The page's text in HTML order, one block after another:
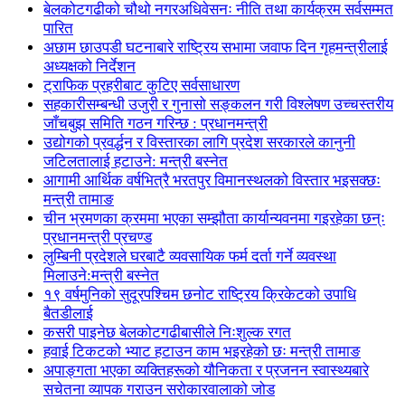
बेलकोटगढीको चौथो नगरअधिवेसनः नीति तथा कार्यक्रम सर्वसम्मत
पारित
अछाम छाउपडी घटनाबारे राष्ट्रिय सभामा जवाफ दिन गृहमन्त्रीलाई
अध्यक्षको निर्देशन
ट्राफिक प्रहरीबाट कुटिए सर्वसाधारण
सहकारीसम्बन्धी उजुरी र गुनासो सङ्कलन गरी विश्लेषण उच्चस्तरीय
जाँचबुझ समिति गठन गरिन्छ : प्रधानमन्त्री
उद्योगको प्रवर्द्धन र विस्तारका लागि प्रदेश सरकारले कानुनी
जटिलतालाई हटाउने: मन्त्री बस्नेत
आगामी आर्थिक वर्षभित्रै भरतपुर विमानस्थलको विस्तार भइसक्छः
मन्त्री तामाङ
चीन भ्रमणका क्रममा भएका सम्झौता कार्यान्यवनमा गइरहेका छन्ः
प्रधानमन्त्री प्रचण्ड
लुम्बिनी प्रदेशले घरबाटै व्यवसायिक फर्म दर्ता गर्ने व्यवस्था
मिलाउने:मन्त्री बस्नेत
१९ वर्षमुनिको सुदूरपश्चिम छनोट राष्ट्रिय क्रिकेटको उपाधि
बैतडीलाई
कसरी पाइनेछ बेलकोटगढीबासीले निःशुल्क रगत
हवाई टिकटको भ्याट हटाउन काम भइरहेको छः मन्त्री तामाङ
अपाङ्गता भएका व्यक्तिहरूको यौनिकता र प्रजनन स्वास्थ्यबारे
सचेतना व्यापक गराउन सरोकारवालाको जोड